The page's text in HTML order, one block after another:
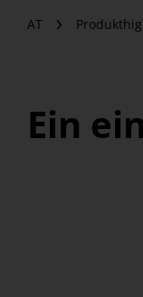
AT
Ein